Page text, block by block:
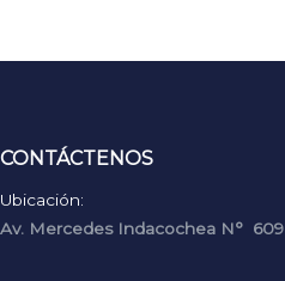
CONTÁCTENOS
Ubicación:
Av. Mercedes Indacochea N° 609